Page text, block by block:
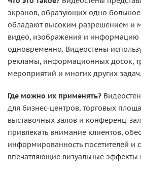
экранов, образующих одно
обладают высоким разрешением и
видео, изображения и информацию
одновременно. Видеостены
рекламы, информационных досок,
мероприятий и многих других задач.
Где можно их применять?
для бизнес-центров, торговых
выставочных залов и конференц-
привлекать внимание клиентов,
информированность посетителей и
впечатляющие визуальные эффекты